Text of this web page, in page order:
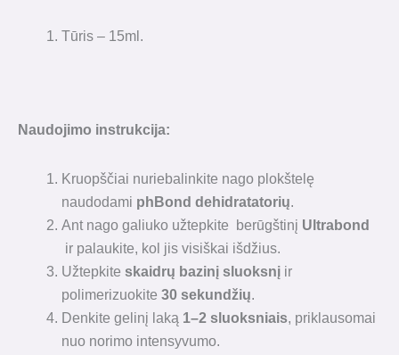
Tūris – 15ml.
Naudojimo instrukcija:
Kruopščiai nuriebalinkite nago plokštelę
naudodami phBond dehidratatorių.
Ant nago galiuko užtepkite berūgštinį Ultrabond
ir palaukite, kol jis visiškai išdžius.
Užtepkiteskaidrų bazinį sluoksnį ir
polimerizuokite30 sekundžių.
Denkite gelinį laką 1–2 sluoksniais, priklausomai
nuo norimo intensyvumo.